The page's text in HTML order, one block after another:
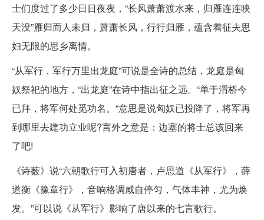
士们度过了多少日日夜夜，“长风萧萧渡水来，归雁连连映
天没”雁归而人未归，萧萧长风，行行归雁，蕴含着征夫思
妇无限的思乡离情。
“从军行，军行万里出龙庭”可说是全诗的总结，龙庭是匈
奴祭祀的地方，“出龙庭”在诗中指出征之远。“单于渭桥今
已拜，将军何处觅功名。“意思是说匈奴已投降了，将军再
到哪里去建功立业呢?言外之意是：边塞的将士总该回来
了吧!
《诗薮》说“六朝歌行可入初唐者，卢思道《从军行》，薛
道衡《豫章行》，音响格调咸自停匀，气体丰神，尤为焕
发。”可以说《从军行》影响了唐以来的七言歌行。